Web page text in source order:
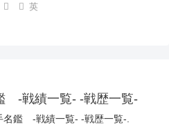
英
-戦績一覧- -戦歴一覧-
名鑑 -戦績一覧- -戦歴一覧-.